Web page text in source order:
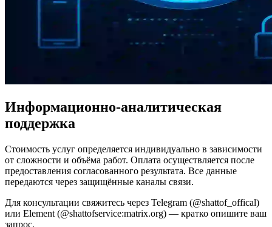
Информационно-аналитическая
поддержка
Стоимость услуг определяется индивидуально в зависимости
от сложности и объёма работ. Оплата осуществляется после
предоставления согласованного результата. Все данные
передаются через защищённые каналы связи.
Для консультации свяжитесь через Telegram (@shattof_offical)
или Element (@shattofservice:matrix.org) — кратко опишите ваш
запрос.